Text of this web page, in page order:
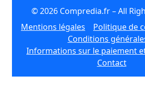
© 2026 Compredia.fr – All
Mentions légales
Politique de
Conditions
Informations sur le paiement
Contact